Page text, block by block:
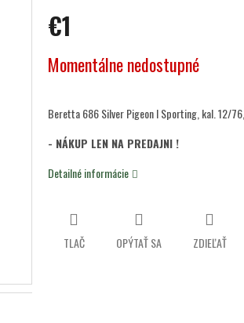
z
€1
cena:
Momentálne nedostupné
Beretta 686 Silver Pigeon I Sporting, kal. 12/
- NÁKUP LEN NA PREDAJNI !
Detailné informácie
TLAČ OPÝTAŤ SA ZDIEĽAŤ